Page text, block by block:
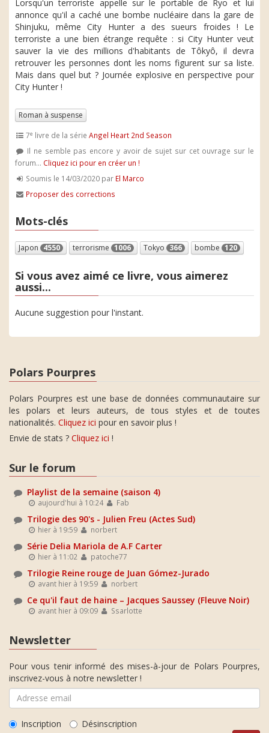
Lorsqu'un terroriste appelle sur le portable de Ryo et lui
annonce qu'il a caché une bombe nucléaire dans la gare de
Shinjuku, même City Hunter a des sueurs froides ! Le
terroriste a une bien étrange requête : si City Hunter veut
sauver la vie des millions d'habitants de Tôkyô, il devra
retrouver les personnes dont les noms figurent sur sa liste.
Mais dans quel but ? Journée explosive en perspective pour
City Hunter !
Roman à suspense
7e livre de la sérieAngel Heart 2nd Season
Il ne semble pas encore y avoir de sujet sur cet ouvrage sur le
forum... Cliquez ici pour en créer un !
Soumis le 14/03/2020 par El Marco
Proposer des corrections
Mots-clés
Japon 4550 terrorisme 1006 Tokyo 366 bombe 120
Si vous avez aimé ce livre, vous aimerez
aussi...
Aucune suggestion pour l'instant.
Polars Pourpres
Polars Pourpres est une base de données communautaire sur
les polars et leurs auteurs, de tous styles et de toutes
nationalités. Cliquez ici pour en savoir plus !
Envie de stats ? Cliquez ici !
Sur le forum
Playlist de la semaine (saison 4)
aujourd'hui à 10:24 Fab
Trilogie des 90's - Julien Freu (Actes Sud)
hier à 19:59 norbert
Série Delia Mariola de A.F Carter
hier à 11:02 patoche77
Trilogie Reine rouge de Juan Gómez-Jurado
avant hier à 19:59 norbert
Ce qu'il faut de haine – Jacques Saussey (Fleuve Noir)
avant hier à 09:09 Ssarlotte
Newsletter
Pour vous tenir informé des mises-à-jour de Polars Pourpres,
inscrivez-vous à notre newsletter !
Inscription Désinscription